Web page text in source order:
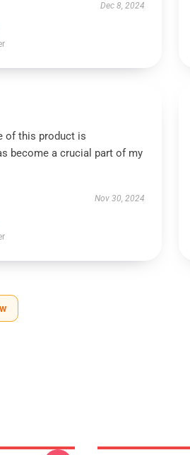
Dec 8, 2024
of this product is
become a crucial part of my
Nov 30, 2024